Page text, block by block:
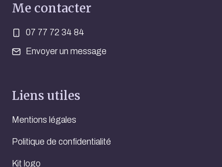
Me contacter
07 77 72 34 84
Envoyer un message
Liens utiles
Mentions légales
Politique de confidentialité
Kit logo